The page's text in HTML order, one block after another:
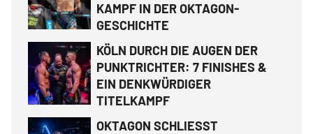
KAMPF IN DER OKTAGON-
GESCHICHTE
KÖLN DURCH DIE AUGEN DER
PUNKTRICHTER: 7 FINISHES &
EIN DENKWÜRDIGER
TITELKAMPF
OKTAGON SCHLIESST